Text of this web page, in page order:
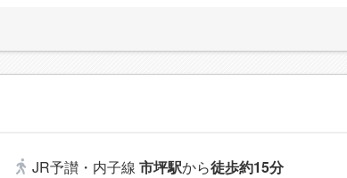
JR予讃・内子線 市坪駅から徒歩約15分